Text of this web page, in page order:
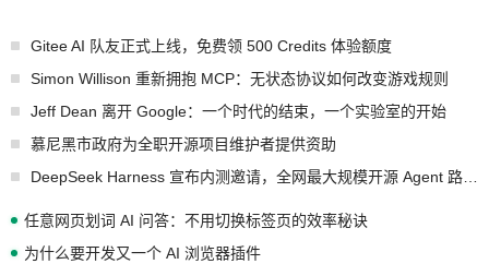
Gitee AI 队友正式上线，免费领 500 Credits 体验额度
Simon Willison 重新拥抱 MCP：无状态协议如何改变游戏规则
Jeff Dean 离开 Google：一个时代的结束，一个实验室的开始
慕尼黑市政府为全职开源项目维护者提供资助
任意网页划词 AI 问答：不用切换标签页的效率秘诀
为什么要开发又一个 AI 浏览器插件